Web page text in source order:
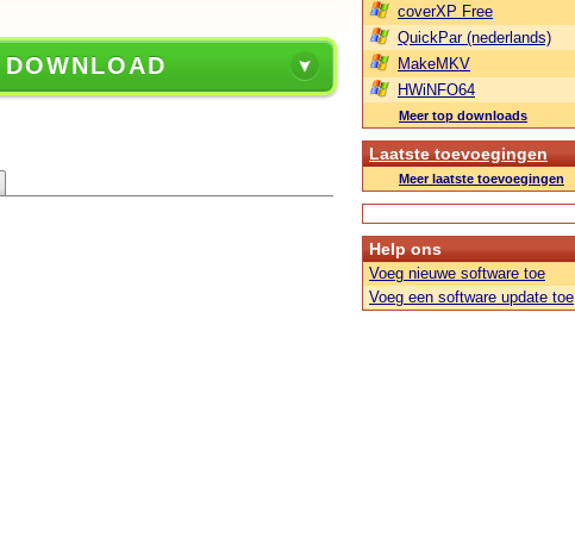
DOWNLOAD
coverXP Free
QuickPar (nederlands)
MakeMKV
HWiNFO64
Meer top downloads
Laatste toevoegingen
Meer laatste toevoegingen
Help ons
Voeg nieuwe software toe
Voeg een software update toe